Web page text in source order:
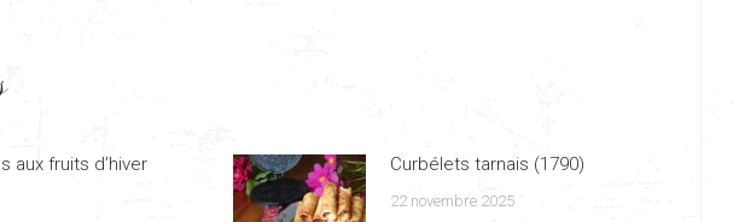
aux fruits d’hiver
Curbélets tarnais (1790)
22 novembre 2025